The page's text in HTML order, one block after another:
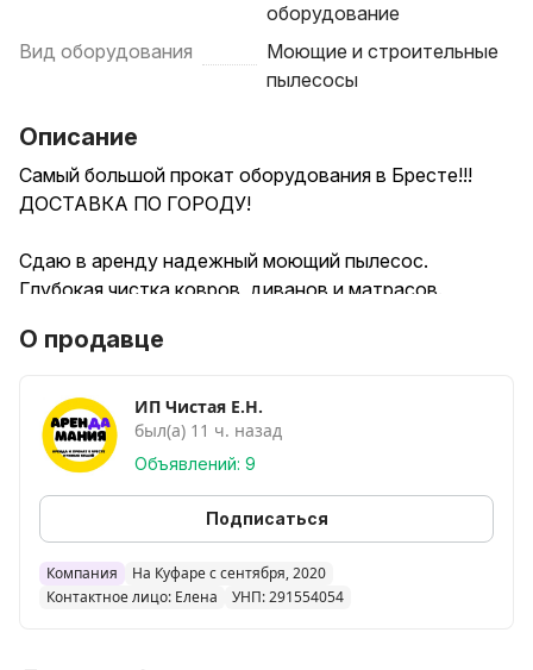
оборудование
Вид оборудования
Моющие и строительные
пылесосы
Описание
Самый большой прокат оборудования в Бресте!!!
ДОСТАВКА ПО ГОРОДУ!
Сдаю в аренду надежный моющий пылесос.
Глубокая чистка ковров, диванов и матрасов.
химчистки.
Перед выдачей проведу бесплатный инструктаж (5
минут)
Специальное моющее средство немецкого качества
безопасное для детей и животных, гипоаллергенно и
имеет приятный запах (работаем с ним уже
несколько лет!)
О продавце
ИП Чистая Е.Н.
был(а) 11 ч. назад
Объявлений: 9
Подписаться
Компания
На Куфаре с сентября, 2020
Контактное лицо: Елена
УНП: 291554054